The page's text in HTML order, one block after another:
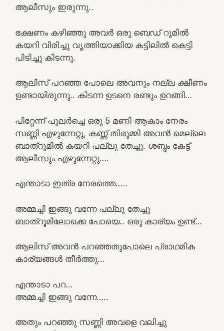
ആലീസും ഇരുന്നു..
ഭക്ഷണം കഴിഞ്ഞു അവർ ഒരു ബെഡ് റൂമിൽ
കയറി വിരിച്ചു വൃത്തിയാക്കിയ കട്ടിലിൽ കെട്ടി
പിടിച്ചു കിടന്നു.
ആലിസ് പറഞ്ഞ പോലെ അവനും നല്ല ക്ഷീണം
ഉണ്ടായിരുന്നു.. കിടന്ന ഉടനെ രണ്ടും ഉറങ്ങി…
പിറ്റേന്ന് പുലർച്ചെ ഒരു 5 മണി ആകാം നേരം
സണ്ണി എഴുന്നേറ്റു, കണ്ണ് തിരുമ്മി അവൻ മെല്ലെ
ബാത്‌റൂമിൽ കയറി പല്ലു തേച്ചു. ശബ്ദം കേട്ട്
ആലീസും എഴുന്നേറ്റു….
എന്താടാ ഇത്ര നേരത്തെ…..
അമ്മച്ചി ഇങ്ങു വന്നേ പല്ലു തേച്ചു
ബാത്റൂമിലോക്കെ പോയെ.. ഒരു കാര്യം ഉണ്ട്…
ആലിസ് അവൻ പറഞ്ഞതുപോലെ പ്രാഥമിക
കാര്യങ്ങൾ തീർത്തു…
എന്താടാ പറ…
അമ്മച്ചി ഇങ്ങു വന്നേ…..
അതും പറഞ്ഞു സണ്ണി അവളെ വലിച്ചു